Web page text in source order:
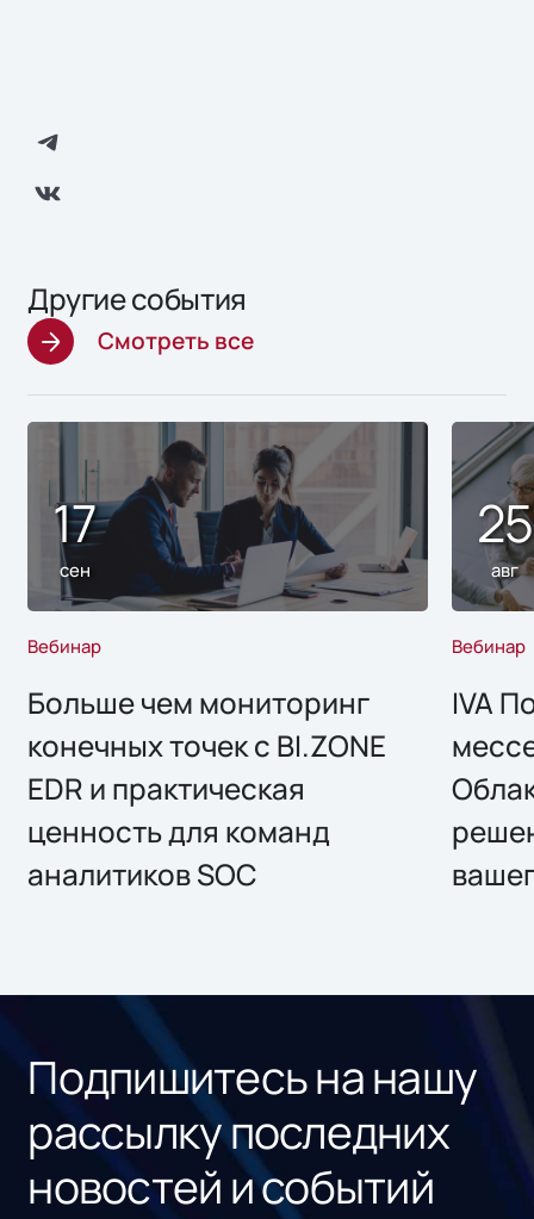
Другие события
Смотреть все
17
сен
Вебинар
Больше чем мониторинг
конечных точек с BI.ZONE
EDR и практическая
ценность для команд
аналитиков SOC
25
авг
Вебинар
IVA
Подпишитесь на нашу
рассылку последних
новостей и событий